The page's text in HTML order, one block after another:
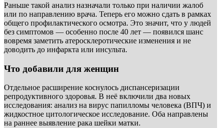
Раньше такой анализ назначали только при наличии жалоб
или по направлению врача. Теперь его можно сдать в рамках
общего профилактического осмотра. Это значит, что у людей
без симптомов — особенно после 40 лет — появился шанс
вовремя заметить атеросклеротические изменения и не
доводить до инфаркта или инсульта.
Что добавили для женщин
Отдельное расширение коснулось диспансеризации
репродуктивного здоровья. В неё включили два новых
исследования: анализ на вирус папилломы человека (ВПЧ) и
жидкостное цитологическое исследование. Оба направлены
на раннее выявление рака шейки матки.